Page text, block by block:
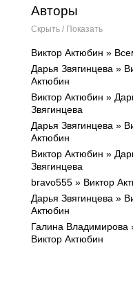
Авторы
Скрыть / Показать
Виктор Актюбин »
Дарья Звягинцева »
Актюбин
Виктор Актюбин »
Звягинцева
Дарья Звягинцева »
Актюбин
Виктор Актюбин »
Звягинцева
bravo555 » Виктор
Дарья Звягинцева »
Актюбин
Галина Владимирова
Виктор Актюбин